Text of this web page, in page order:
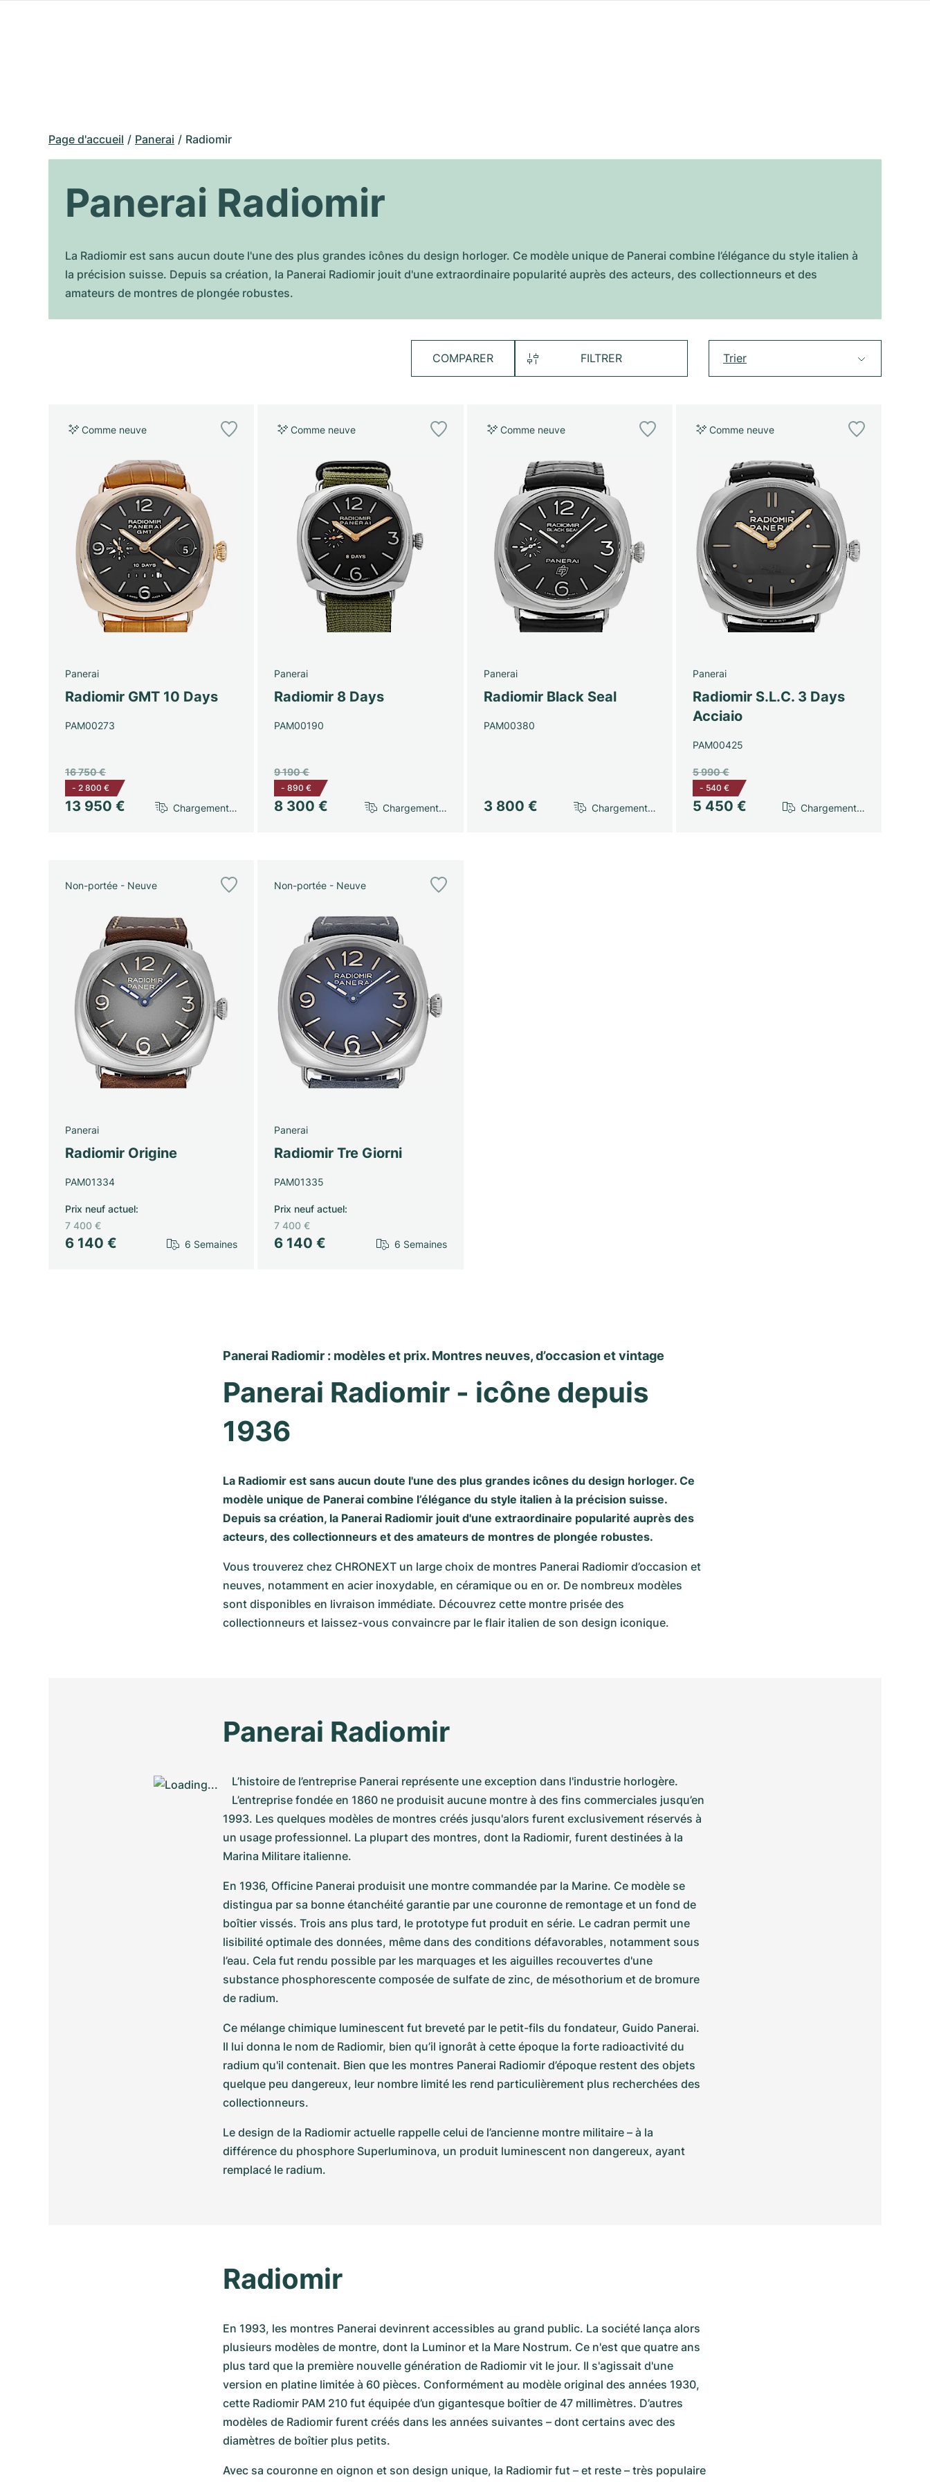
Page d'accueil Panerai Radiomir
Panerai Radiomir
La Radiomir est sans aucun doute l'une des plus grandes icônes du design horloger. Ce modèle unique de Panerai combine l’élégance du style italien à
la précision suisse. Depuis sa création, la Panerai Radiomir jouit d'une extraordinaire popularité auprès des acteurs, des collectionneurs et des
amateurs de montres de plongée robustes.
COMPARER FILTRER Trier
Comme neuve
Panerai
Radiomir GMT 10 Days
PAM00273
13 950 €
16 750 €
- 2 800 €
Chargement…
Comme neuve
Panerai
Radiomir 8 Days
PAM00190
8 300 €
9 190 €
- 890 €
Chargement…
Comme neuve
Panerai
Radiomir Black Seal
PAM00380
3 800 € Chargement…
Comme neuve
Panerai
Radiomir S.L.C. 3 Days
Acciaio
PAM00425
5 450 €
5 990 €
- 540 €
Chargement…
Non-portée - Neuve
Panerai
Radiomir Origine
PAM01334
6 140 €
Prix neuf actuel:
7 400 €
6 Semaines
Non-portée - Neuve
Panerai
Radiomir Tre Giorni
PAM01335
6 140 €
Prix neuf actuel:
7 400 €
6 Semaines
Panerai Radiomir : modèles et prix. Montres neuves, d’occasion et vintage
Panerai Radiomir - icône depuis
1936
La Radiomir est sans aucun doute l'une des plus grandes icônes du design horloger. Ce
modèle unique de Panerai combine l’élégance du style italien à la précision suisse.
Depuis sa création, la Panerai Radiomir jouit d'une extraordinaire popularité auprès des
acteurs, des collectionneurs et des amateurs de montres de plongée robustes.
Vous trouverez chez CHRONEXT un large choix de montres Panerai Radiomir d’occasion et
neuves, notamment en acier inoxydable, en céramique ou en or. De nombreux modèles
sont disponibles en livraison immédiate. Découvrez cette montre prisée des
collectionneurs et laissez-vous convaincre par le flair italien de son design iconique.
Panerai Radiomir
L’histoire de l’entreprise Panerai représente une exception dans l'industrie horlogère.
L’entreprise fondée en 1860 ne produisit aucune montre à des fins commerciales jusqu’en
1993. Les quelques modèles de montres créés jusqu'alors furent exclusivement réservés à
un usage professionnel. La plupart des montres, dont la Radiomir, furent destinées à la
Marina Militare italienne.
En 1936, Officine Panerai produisit une montre commandée par la Marine. Ce modèle se
distingua par sa bonne étanchéité garantie par une couronne de remontage et un fond de
boîtier vissés. Trois ans plus tard, le prototype fut produit en série. Le cadran permit une
lisibilité optimale des données, même dans des conditions défavorables, notamment sous
l’eau. Cela fut rendu possible par les marquages et les aiguilles recouvertes d'une
substance phosphorescente composée de sulfate de zinc, de mésothorium et de bromure
de radium.
Ce mélange chimique luminescent fut breveté par le petit-fils du fondateur, Guido Panerai.
Il lui donna le nom de Radiomir, bien qu’il ignorât à cette époque la forte radioactivité du
radium qu'il contenait. Bien que les montres Panerai Radiomir d’époque restent des objets
quelque peu dangereux, leur nombre limité les rend particulièrement plus recherchées des
collectionneurs.
Le design de la Radiomir actuelle rappelle celui de l’ancienne montre militaire – à la
différence du phosphore Superluminova, un produit luminescent non dangereux, ayant
remplacé le radium.
Radiomir
En 1993, les montres Panerai devinrent accessibles au grand public. La société lança alors
plusieurs modèles de montre, dont la Luminor et la Mare Nostrum. Ce n'est que quatre ans
plus tard que la première nouvelle génération de Radiomir vit le jour. Il s'agissait d'une
version en platine limitée à 60 pièces. Conformément au modèle original des années 1930,
cette Radiomir PAM 210 fut équipée d’un gigantesque boîtier de 47 millimètres. D’autres
modèles de Radiomir furent créés dans les années suivantes – dont certains avec des
diamètres de boîtier plus petits.
Avec sa couronne en oignon et son design unique, la Radiomir fut – et reste – très populaire